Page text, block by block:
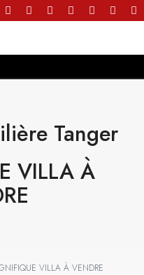
Tanger
VILLA À
VILLA À VENDRE